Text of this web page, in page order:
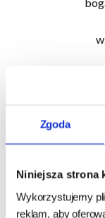
Zgoda
Niniejsza strona
Wykorzystujemy
reklam, aby
bez
produkt